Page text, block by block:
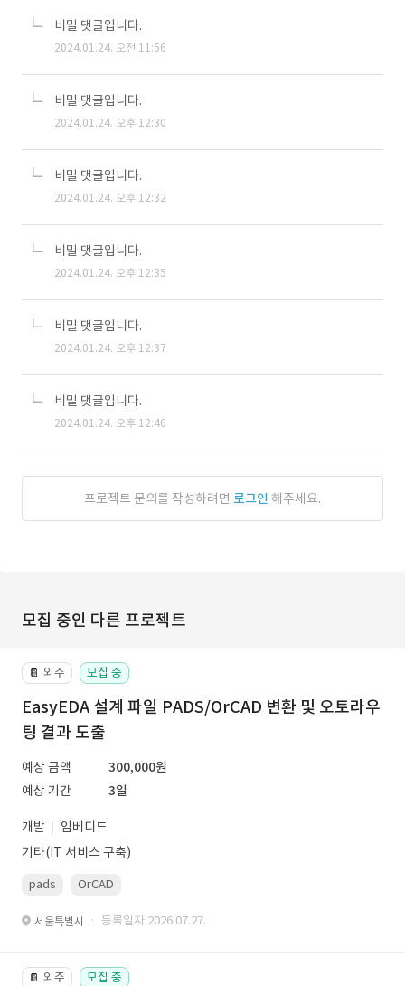
비밀 댓글입니다.
2024.01.24. 오전 11:56
비밀 댓글입니다.
2024.01.24. 오후 12:30
비밀 댓글입니다.
2024.01.24. 오후 12:32
비밀 댓글입니다.
2024.01.24. 오후 12:35
비밀 댓글입니다.
2024.01.24. 오후 12:37
비밀 댓글입니다.
2024.01.24. 오후 12:46
프로젝트 문의를 작성하려면 로그인 해주세요.
모집 중인 다른 프로젝트
📔 외주 모집 중
EasyEDA 설계 파일 PADS/OrCAD 변환 및 오토라우
팅 결과 도출
예상 금액
300,000원
예상 기간
3일
개발
임베디드
기타(IT 서비스 구축)
pads OrCAD
서울특별시 · 등록일자 2026.07.27.
📔 외주 모집 중